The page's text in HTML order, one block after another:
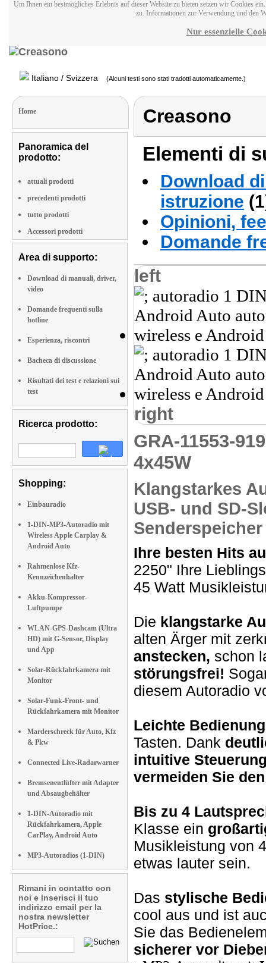
Um Ihnen ein bestmögliches Erlebnis auf dieser Website zu bieten setzen wir Cookies
zu. Informationen zur Verwendung und den
Nur essenzielle
Italiano / Svizzera (Alcuni testi sono stati tradotti automaticamente.)
Home
Panoramica del
prodotto:
attuali prodotti
precedenti prodotti
tutto prodotti
Accessori prodotti
Area di supporto:
Download di manuali, driver,
video
Domande frequenti sulla
hotline
Esperienza, riscontri
Bacheca di discussione
Risultati dei test e relazioni sui
test
Ricerca prodotto:
Shopping:
Einbauradio
1-DIN-MP3-Autoradio mit
Wireless Apple Carplay &
Android Auto
Rahmenlose Kfz-
Kennzeichenhalter
Akku-Kompressor-
Luftpumpe
WLAN-GPS-Dashcam (Ultra
HD) mit G-Sensor, Display
und App
Solar-Rückfahrkamera mit
Monitor
Solar-Funk-Front- und
Rückfahrkamera mit Monitor
Marderschreck für Auto, Kfz
& Pkw
Connected Live-Radarwarner
Bremsenentlüfter mit Adapter
und Absaugbehälter
1-DIN-Autoradio mit
Rückfahrkamera, Apple
CarPlay, Android Auto
MP3-Autoradios (1-DIN)
Rimani in contatto con
noi e inserisci il tuo
indirizzo email per la
nostra newsletter
HotPrice.:
Creasono
Elementi di
Download
istruzione
Opinioni,
Domande
left
right
GRA-11553-
4x45W
Klangstarkes
USB- und SD-
Senderspeicher
Ihre besten Hits
2250" Ihre
45 Watt
Die klangstarke
alten Ärger mit
anstecken, schon
störungsfrei!
diesem Autoradio
Leichte Bedienung
Tasten. Dank
intuitive
vermeiden Sie
Bis zu 4
Klasse ein
Musikleistung von
etwas lauter sein.
Das stylische
cool aus und ist
Sie das
sicherer vor